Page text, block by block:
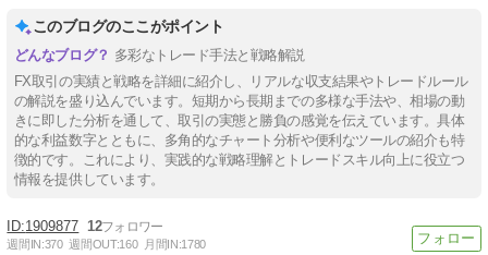
このブログのここがポイント
多彩なトレード手法と戦略解説
FX取引の実績と戦略を詳細に紹介し、リアルな収支結果やトレードルール
の解説を盛り込んでいます。短期から長期までの多様な手法や、相場の動
きに即した分析を通して、取引の実態と勝負の感覚を伝えています。具体
的な利益数字とともに、多角的なチャート分析や便利なツールの紹介も特
徴的です。これにより、実践的な戦略理解とトレードスキル向上に役立つ
情報を提供しています。
1909877 12
週間IN:370 週間OUT:160 月間IN:1780